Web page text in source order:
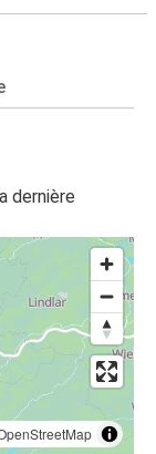
dernière